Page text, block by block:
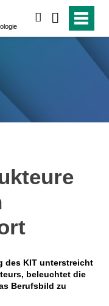
des KIT unterstreicht
beleuchtet die
Berufsbild zu